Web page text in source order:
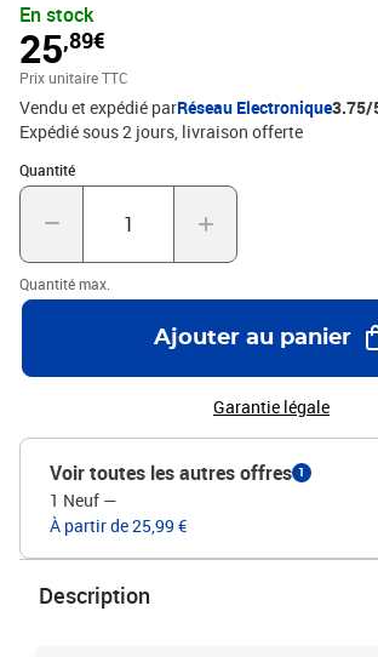
parasol vous protégera contre la lumière
pluie. Le tissu est spécialement traité, il est
résistant aux UV. Le parasol est facile à
éléments de fixation en acier inoxydable à
cordes incluses. Bon à savoir : installez 2 coins
haut que les autres pour permettre à l'eau de
rougeMatériau : Tissu Oxford enduit de
x 3,5 mForme : triangulaireRésistance à
UVÉléments de fixation en acier inoxydable à
En stock
25,89€
Prix unitaire TTC
Vendu et expédié parRéseau Electronique3.75/
Expédié sous 2 jours livraison offerte
Quantité
Quantité : 1
Quantité max.
Ajouter au panier
Garantie légale
Voir toutes les autres offres 1
1 Neuf —
À partir de 25,99 €
Description